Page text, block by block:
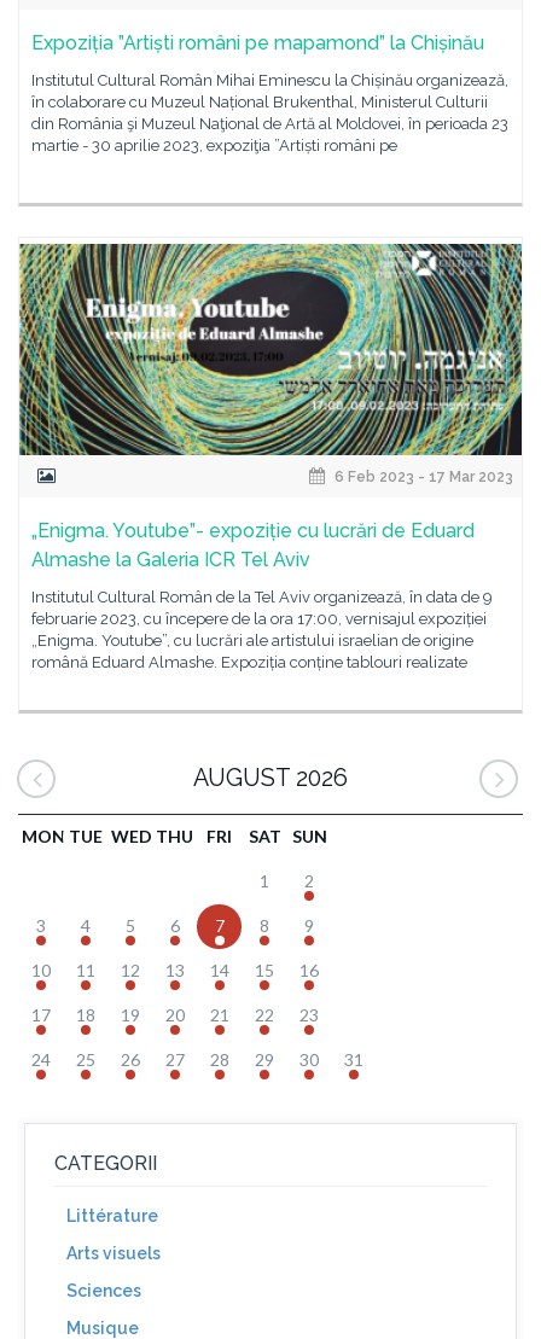
Expoziția ”Artiști români pe mapamond” la Chișinău
Institutul Cultural Român Mihai Eminescu la Chișinău organizează,
în colaborare cu Muzeul Național Brukenthal, Ministerul Culturii
din România şi Muzeul Naţional de Artă al Moldovei, în perioada 23
martie - 30 aprilie 2023, expoziţia ”Artiști români pe
6 Feb 2023 - 17 Mar 2023
„Enigma. Youtube”- expoziție cu lucrări de Eduard
Almashe la Galeria ICR Tel Aviv
Institutul Cultural Român de la Tel Aviv organizează, în data de 9
februarie 2023, cu începere de la ora 17:00, vernisajul expoziției
„Enigma. Youtube”, cu lucrări ale artistului israelian de origine
română Eduard Almashe. Expoziția conține tablouri realizate
AUGUST 2026
MON TUE WED THU FRI SAT SUN
1 2
3 4 5 6 7 8 9
10 11 12 13 14 15 16
17 18 19 20 21 22 23
24 25 26 27 28 29 30 31
CATEGORII
Littérature
Arts visuels
Sciences
Musique